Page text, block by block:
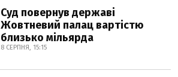
Суд повернув державі
Жовтневий палац вартістю
близько мільярда
8 СЕРПНЯ, 15:15